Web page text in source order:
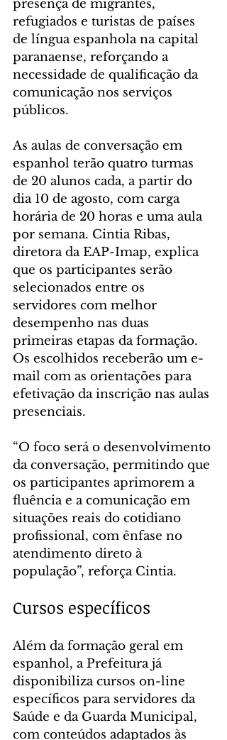
presença de migrantes,
refugiados e turistas de países
de língua espanhola na capital
paranaense, reforçando a
necessidade de qualificação da
comunicação nos serviços
públicos.
As aulas de conversação em
espanhol terão quatro turmas
de 20 alunos cada, a partir do
dia 10 de agosto, com carga
horária de 20 horas e uma aula
por semana. Cintia Ribas,
diretora da EAP-Imap, explica
que os participantes serão
selecionados entre os
servidores com melhor
desempenho nas duas
primeiras etapas da formação.
Os escolhidos receberão um e-
mail com as orientações para
efetivação da inscrição nas aulas
presenciais.
“O foco será o desenvolvimento
da conversação, permitindo que
os participantes aprimorem a
fluência e a comunicação em
situações reais do cotidiano
profissional, com ênfase no
atendimento direto à
população”, reforça Cintia.
Cursos específicos
Além da formação geral em
espanhol, a Prefeitura já
disponibiliza cursos on-line
específicos para servidores da
Saúde e da Guarda Municipal,
com conteúdos adaptados às